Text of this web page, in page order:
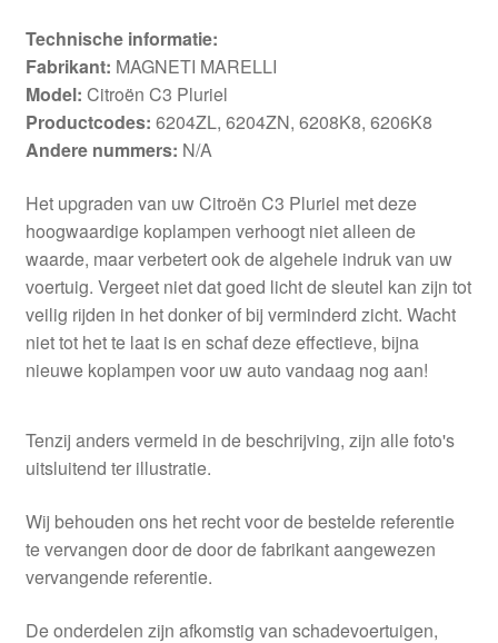
Technische informatie:
Fabrikant: MAGNETI MARELLI
Model: Citroën C3 Pluriel
Productcodes: 6204ZL, 6204ZN, 6208K8, 6206K8
Andere nummers: N/A
Het upgraden van uw Citroën C3 Pluriel met deze
hoogwaardige koplampen verhoogt niet alleen de
waarde, maar verbetert ook de algehele indruk van uw
voertuig. Vergeet niet dat goed licht de sleutel kan zijn tot
veilig rijden in het donker of bij verminderd zicht. Wacht
niet tot het te laat is en schaf deze effectieve, bijna
nieuwe koplampen voor uw auto vandaag nog aan!
Tenzij anders vermeld in de beschrijving, zijn alle foto's
uitsluitend ter illustratie.
Wij behouden ons het recht voor de bestelde referentie
te vervangen door de door de fabrikant aangewezen
vervangende referentie.
De onderdelen zijn afkomstig van schadevoertuigen,